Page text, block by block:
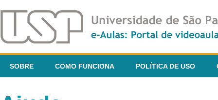
SOBRE COMO FUNCIONA POLÍTICA DE USO